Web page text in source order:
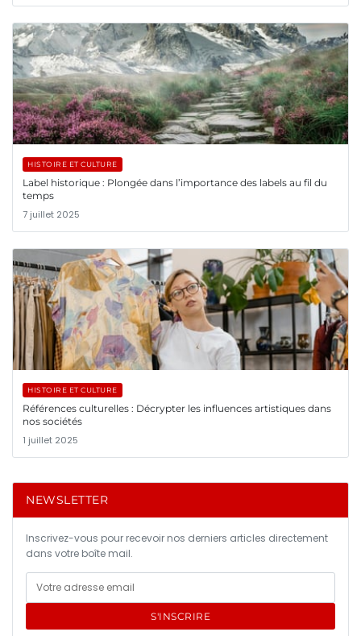
HISTOIRE ET CULTURE
Label historique : Plongée dans l’importance des labels au fil du
temps
7 juillet 2025
HISTOIRE ET CULTURE
Références culturelles : Décrypter les influences artistiques dans
nos sociétés
1 juillet 2025
NEWSLETTER
Inscrivez-vous pour recevoir nos derniers articles directement
dans votre boîte mail.
S'INSCRIRE